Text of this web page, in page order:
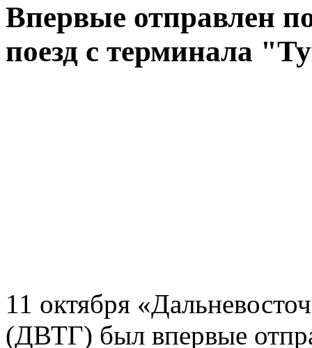
Впервые отправлен
поезд с терминала
11 октября
(ДВТГ) был впервые